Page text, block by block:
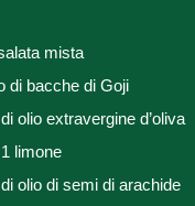
mista
di bacche di Goji
olio extravergine d’oliva
limone
olio di semi di arachide